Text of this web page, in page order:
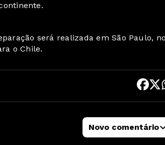
será realizada em São Paulo,
o Chile.
Novo comentário